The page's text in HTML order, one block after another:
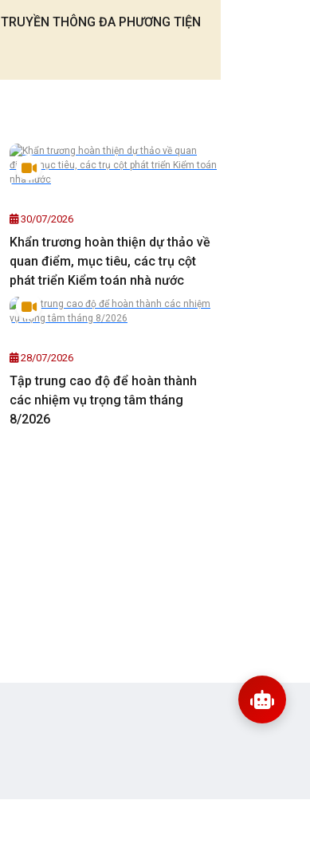
TRUYỀN THÔNG ĐA PHƯƠNG TIỆN
30/07/2026
Khẩn trương hoàn thiện dự thảo về
quan điểm, mục tiêu, các trụ cột
phát triển Kiểm toán nhà nước
28/07/2026
Tập trung cao độ để hoàn thành
các nhiệm vụ trọng tâm tháng
8/2026